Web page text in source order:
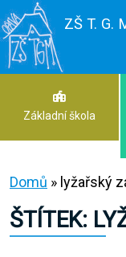
ZŠ T. G.
Základní škola
Domů » lyžařský
ŠTÍTEK: